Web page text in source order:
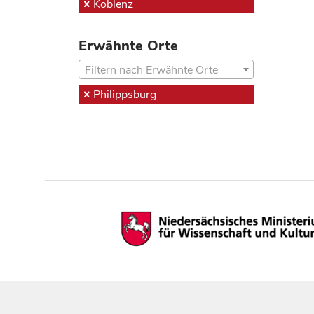
Koblenz
Erwähnte Orte
Filtern nach Erwähnte Orte
Philippsburg